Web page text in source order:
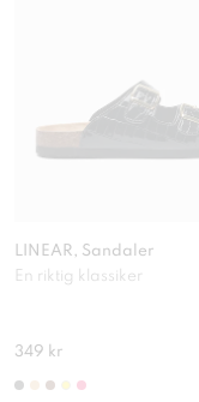
LINEAR, Sandaler
En riktig klassiker
349 kr